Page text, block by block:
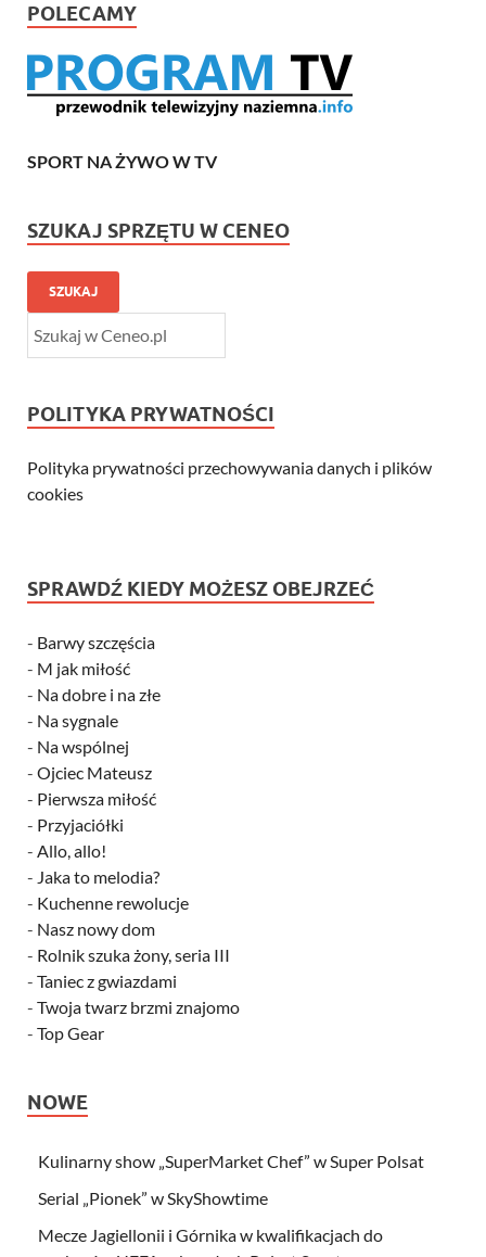
POLECAMY
SPORT NA ŻYWO W TV
SZUKAJ SPRZĘTU W CENEO
SZUKAJ
POLITYKA PRYWATNOŚCI
Polityka prywatności przechowywania danych i plików
cookies
SPRAWDŹ KIEDY MOŻESZ OBEJRZEĆ
- Barwy szczęścia
- M jak miłość
- Na dobre i na złe
- Na sygnale
- Na wspólnej
- Ojciec Mateusz
- Pierwsza miłość
- Przyjaciółki
- Allo, allo!
- Jaka to melodia?
- Kuchenne rewolucje
- Nasz nowy dom
- Rolnik szuka żony, seria III
- Taniec z gwiazdami
- Twoja twarz brzmi znajomo
- Top Gear
NOWE
Kulinarny show „SuperMarket Chef” w Super Polsat
Serial „Pionek” w SkyShowtime
Mecze Jagiellonii i Górnika w kwalifikacjach do